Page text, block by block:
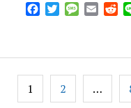
Facebook
TwitterMessageEmail
Posts
pagination
1 2 …